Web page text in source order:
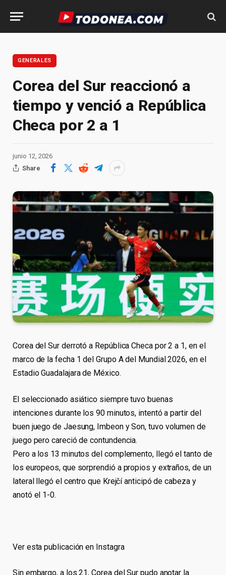
GENERALES
Corea del Sur reaccionó a
tiempo y venció a República
Checa por 2 a 1
junio 12, 2026
Share
Corea del Sur derrotó a República Checa por 2 a 1, en el
marco de la fecha 1 del Grupo A del Mundial 2026, en el
Estadio Guadalajara de México.
El seleccionado asiático siempre tuvo buenas
intenciones durante los 90 minutos, intentó a partir del
buen juego de Jaesung, Imbeon y Son, tuvo volumen de
juego pero careció de contundencia.
Pero a los 13 minutos del complemento, llegó el tanto de
los europeos, que sorprendió a propios y extraños, de un
lateral llegó el centro que Krejčí anticipó de cabeza y
anotó el 1-0.
Ver esta publicación en Instagra
Sin embargo, a los 21, Corea del Sur pudo anotar la